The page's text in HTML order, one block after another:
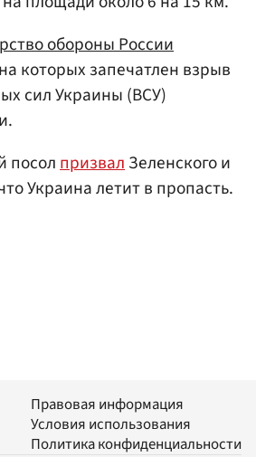
обороны России
которых запечатлен взрыв
сил Украины (ВСУ)
посолпризвалЗеленского и
Украина летит в пропасть.
Правовая информация
Условия использования
Политика конфиденциальности